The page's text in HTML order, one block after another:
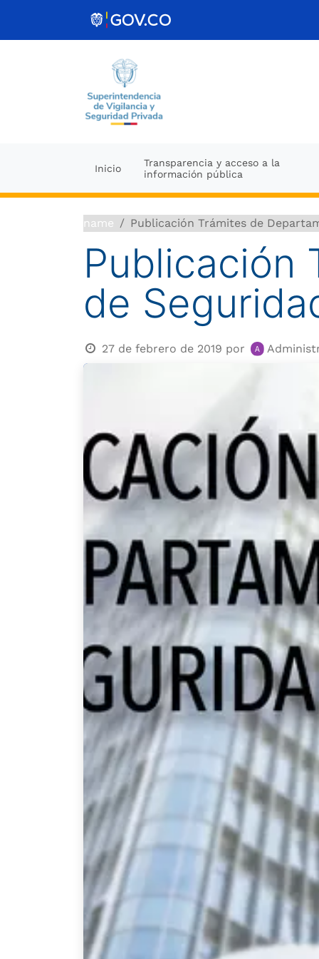
Inicio
Transparencia y acceso a la
información pública
name Publicación Trámites de
Publicación
de
27 de febrero de 2019 por